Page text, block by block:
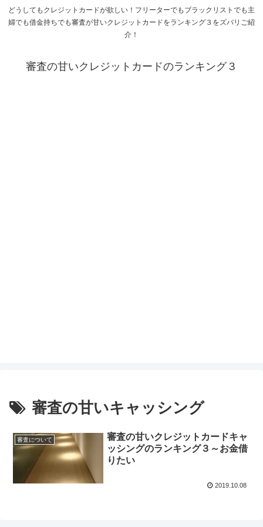
どうしてもクレジットカードが欲しい！フリーターでもブラックリストでも主
婦でも借金持ちでも審査が甘いクレジットカードをランキング３をズバリご紹
介！
審査の甘いクレジットカードのランキング３
審査の甘いキャッシング
審査について
審査の甘いクレジットカードキャ
ッシングのランキング３～お金借
りたい
2019.10.08